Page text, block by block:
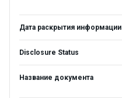
Дата раскрытия информации
Disclosure Status
Название документа